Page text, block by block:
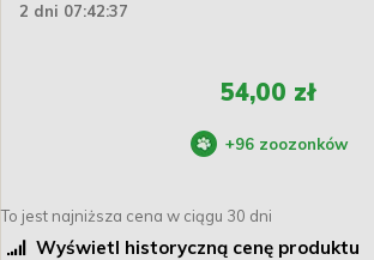
2 dni 07:42:37
54,00 zł
+96 zoozonków
To jest najniższa cena w ciągu 30 dni
Wyświetl historyczną cenę produktu